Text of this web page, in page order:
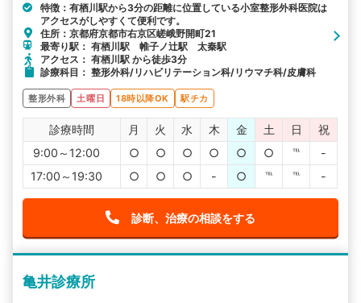
特徴：有栖川駅から3分の距離に位置している小室整形外科医院は
アクセスがしやすくて便利です。
住所：京都府京都市右京区嵯峨野開町21
最寄り駅： 有栖川駅 帷子ノ辻駅 太秦駅
アクセス： 有栖川駅 から徒歩3分
診療科目： 整形外科/リハビリテーション科/リウマチ科/皮膚科
整形外科 土曜日 18時以降OK 駅チカ
診療時間 月 火 水 木 金 土 日
祝
9:00～12:00
○ ○ ○ ○ ○ ○ ℡
-
17:00～19:30
○ ○ ○ - ○ ℡ ℡ -
診断、治療の相談をする
亀井診療所